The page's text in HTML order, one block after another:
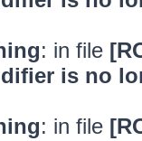
: in file
is no
: in file